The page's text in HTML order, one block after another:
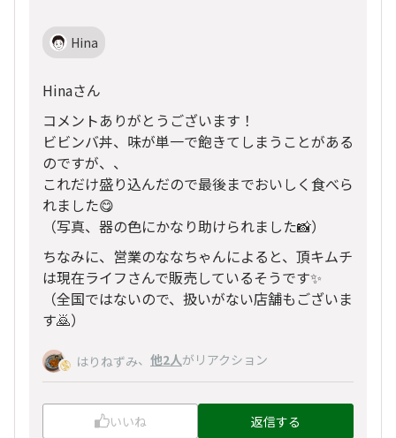
Hina
Hinaさん
コメントありがとうございます！
ビビンバ丼、味が単一で飽きてしまうことがある
のですが、、
これだけ盛り込んだので最後までおいしく食べら
れました😋
（写真、器の色にかなり助けられました📸）
ちなみに、営業のななちゃんによると、頂キムチ
は現在ライフさんで販売しているそうです✨
（全国ではないので、扱いがない店舗もございま
す🙇）
はりねずみ、 他2人がリアクション
いいね 返信する